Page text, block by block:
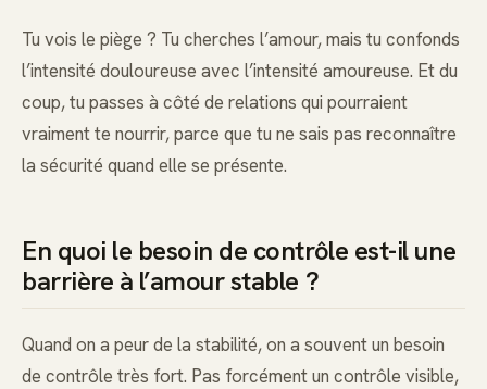
Tu vois le piège ? Tu cherches l’amour, mais tu confonds
l’intensité douloureuse avec l’intensité amoureuse. Et du
coup, tu passes à côté de relations qui pourraient
vraiment te nourrir, parce que tu ne sais pas reconnaître
la sécurité quand elle se présente.
En quoi le besoin de contrôle est-il une
barrière à l’amour stable ?
Quand on a peur de la stabilité, on a souvent un besoin
de contrôle très fort. Pas forcément un contrôle visible,